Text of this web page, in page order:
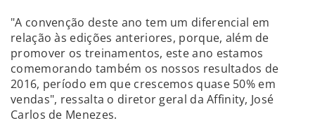
"A convenção deste ano tem um diferencial em
relação às edições anteriores, porque, além de
promover os treinamentos, este ano estamos
comemorando também os nossos resultados de
2016, período em que crescemos quase 50% em
vendas", ressalta o diretor geral da Affinity, José
Carlos de Menezes.